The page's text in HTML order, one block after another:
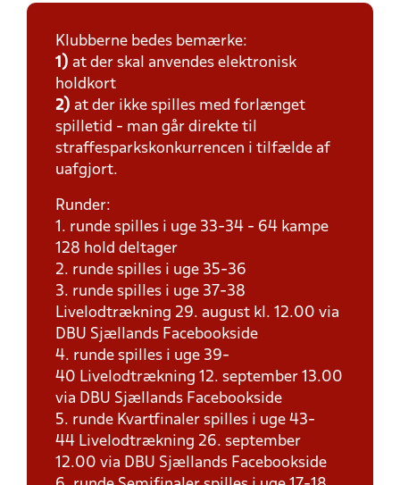
Klubberne bedes bemærke:
1) at der skal anvendes elektronisk
holdkort
2) at der ikke spilles med forlænget
spilletid - man går direkte til
straffesparkskonkurrencen i tilfælde af
uafgjort.
Runder:
1. runde spilles i uge 33-34 - 64 kampe
128 hold deltager
2. runde spilles i uge 35-36
3. runde spilles i uge 37-38
Livelodtrækning 29. august kl. 12.00 via
DBU Sjællands Facebookside
4. runde spilles i uge 39-
40 Livelodtrækning 12. september 13.00
via DBU Sjællands Facebookside
5. runde Kvartfinaler spilles i uge 43-
44 Livelodtrækning 26. september
12.00 via DBU Sjællands Facebookside